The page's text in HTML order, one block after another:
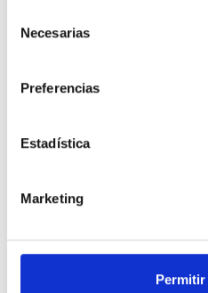
Necesarias
Preferencias
Estadística
Marketing
Permitir
Distintos modelos de gestión